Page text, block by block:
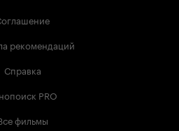
рекомендаций
Справка
PRO
фильмы